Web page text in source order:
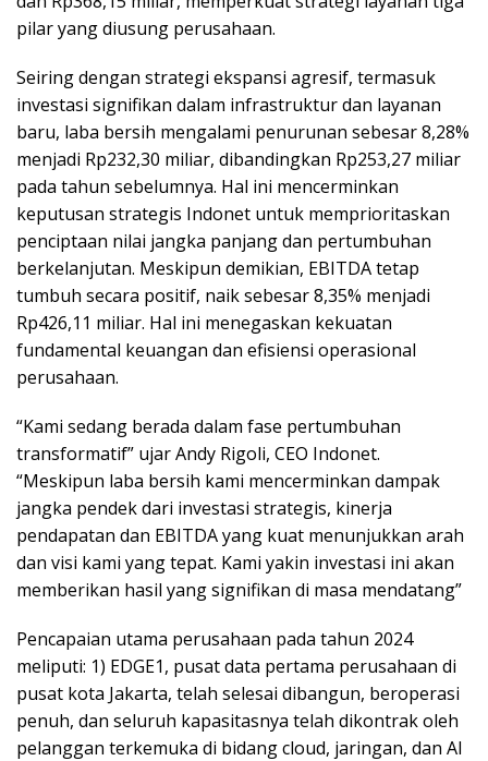
pilar yang diusung perusahaan.
Seiring dengan strategi ekspansi agresif, termasuk
investasi signifikan dalam infrastruktur dan layanan
baru, laba bersih mengalami penurunan sebesar 8,28%
menjadi Rp232,30 miliar, dibandingkan Rp253,27 miliar
pada tahun sebelumnya. Hal ini mencerminkan
keputusan strategis Indonet untuk memprioritaskan
penciptaan nilai jangka panjang dan pertumbuhan
berkelanjutan. Meskipun demikian, EBITDA tetap
tumbuh secara positif, naik sebesar 8,35% menjadi
Rp426,11 miliar. Hal ini menegaskan kekuatan
fundamental keuangan dan efisiensi operasional
perusahaan.
“Kami sedang berada dalam fase pertumbuhan
transformatif” ujar Andy Rigoli, CEO Indonet.
“Meskipun laba bersih kami mencerminkan dampak
jangka pendek dari investasi strategis, kinerja
pendapatan dan EBITDA yang kuat menunjukkan arah
dan visi kami yang tepat. Kami yakin investasi ini akan
memberikan hasil yang signifikan di masa mendatang”
Pencapaian utama perusahaan pada tahun 2024
meliputi: 1) EDGE1, pusat data pertama perusahaan di
pusat kota Jakarta, telah selesai dibangun, beroperasi
penuh, dan seluruh kapasitasnya telah dikontrak oleh
pelanggan terkemuka di bidang cloud, jaringan, dan Al